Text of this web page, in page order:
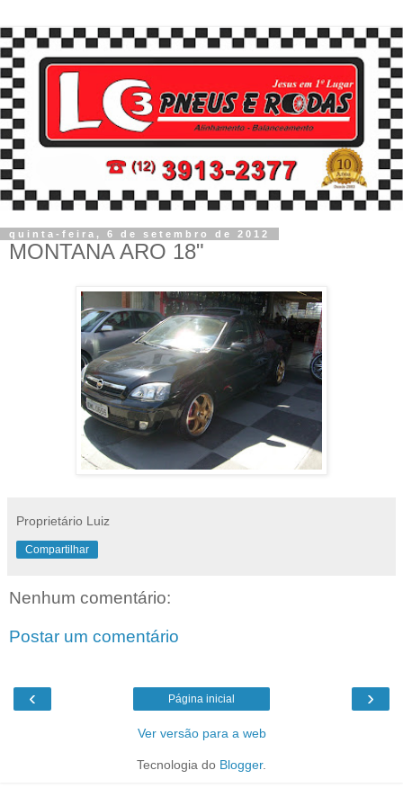
quinta-feira, 6 de setembro de 2012
MONTANA ARO 18"
Proprietário Luiz
Compartilhar
Nenhum comentário:
Postar um comentário
‹ ›
Página inicial
Ver versão para a web
Tecnologia do Blogger.